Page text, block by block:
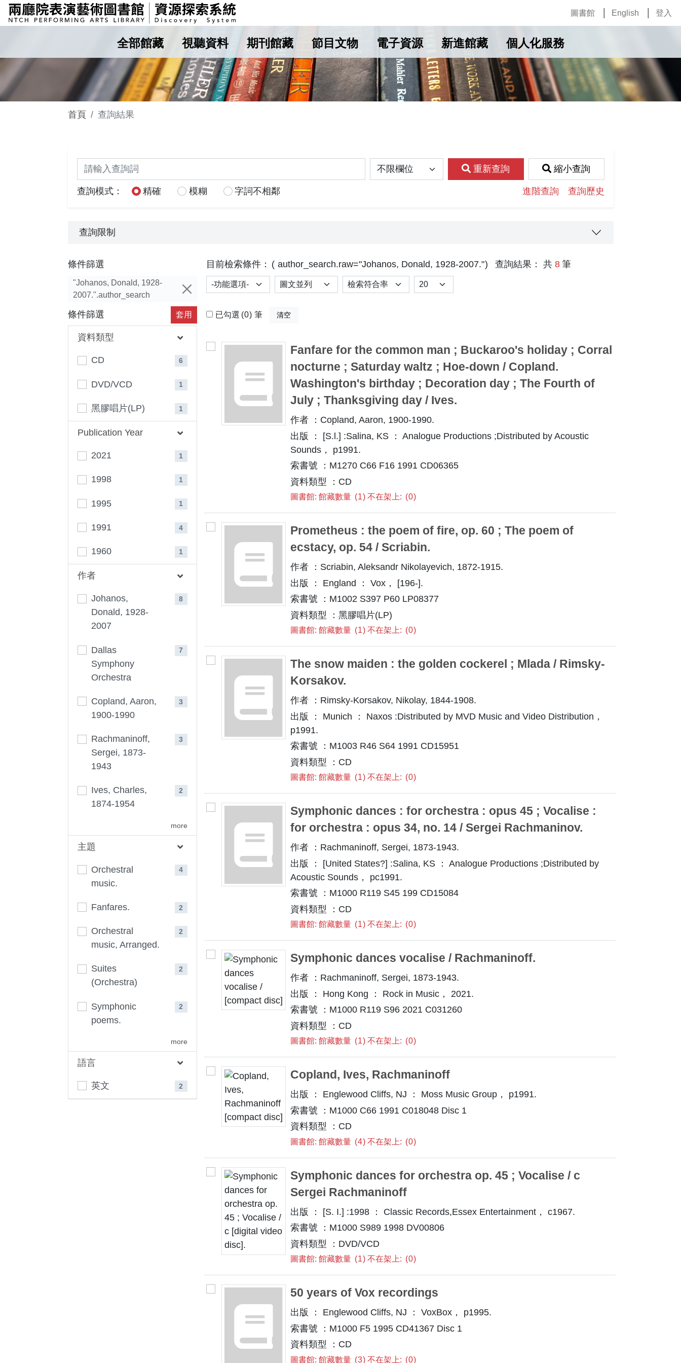
圖書館 English 登入
全部館藏 視聽資料 期刊館藏 節目文物 電子資源 新進館藏 個人化服務
首頁 查詢結果
關鍵詞查詢 重新查詢 縮小查詢
查詢模式： 精確 模糊 字詞不相鄰 進階查詢 查詢歷史
查詢限制
條件篩選
"Johanos, Donald, 1928-
2007.".author_search
條件篩選 套用
資料類型
CD 6
DVD/VCD 1
黑膠唱片(LP) 1
Publication Year
2021 1
1998 1
1995 1
1991 4
1960 1
作者
Johanos,
Donald, 1928-
2007
8
Dallas
Symphony
Orchestra
7
Copland, Aaron,
1900-1990
3
Rachmaninoff,
Sergei, 1873-
1943
3
Ives, Charles,
1874-1954
2
more
主題
Orchestral
music.
4
Fanfares. 2
Orchestral
music, Arranged.
2
Suites
(Orchestra)
2
Symphonic
poems.
2
more
語言
英文 2
目前檢索條件： author_search.raw="Johanos, Donald, 1928-2007." 查詢結果： 共 8 筆
功能選項
排序 Results per page
已勾選 0 筆 清空
Fanfare for the common man ; Buckaroo's holiday ; Corral
nocturne ; Saturday waltz ; Hoe-down / Copland.
Washington's birthday ; Decoration day ; The Fourth of
July ; Thanksgiving day / Ives.
作者 ：Copland, Aaron, 1900-1990.
出版 ： [S.l.] :Salina, KS ： Analogue Productions ;Distributed by Acoustic
Sounds， p1991.
索書號 ：M1270 C66 F16 1991 CD06365
資料類型 ：CD
圖書館: 館藏數量 1 不在架上: 0
Prometheus : the poem of fire, op. 60 ; The poem of
ecstacy, op. 54 / Scriabin.
作者 ：Scriabin, Aleksandr Nikolayevich, 1872-1915.
出版 ： England ： Vox， [196-].
索書號 ：M1002 S397 P60 LP08377
資料類型 ：黑膠唱片(LP)
圖書館: 館藏數量 1 不在架上: 0
The snow maiden : the golden cockerel ; Mlada / Rimsky-
Korsakov.
作者 ：Rimsky-Korsakov, Nikolay, 1844-1908.
出版 ： Munich ： Naxos :Distributed by MVD Music and Video Distribution，
p1991.
索書號 ：M1003 R46 S64 1991 CD15951
資料類型 ：CD
圖書館: 館藏數量 1 不在架上: 0
Symphonic dances : for orchestra : opus 45 ; Vocalise :
for orchestra : opus 34, no. 14 / Sergei Rachmaninov.
作者 ：Rachmaninoff, Sergei, 1873-1943.
出版 ： [United States?] :Salina, KS ： Analogue Productions ;Distributed by
Acoustic Sounds， pc1991.
索書號 ：M1000 R119 S45 199 CD15084
資料類型 ：CD
圖書館: 館藏數量 1 不在架上: 0
Symphonic dances vocalise / Rachmaninoff.
作者 ：Rachmaninoff, Sergei, 1873-1943.
出版 ： Hong Kong ： Rock in Music， 2021.
索書號 ：M1000 R119 S96 2021 C031260
資料類型 ：CD
圖書館: 館藏數量 1 不在架上: 0
Copland, Ives, Rachmaninoff
出版 ： Englewood Cliffs, NJ ： Moss Music Group， p1991.
索書號 ：M1000 C66 1991 C018048 Disc 1
資料類型 ：CD
圖書館: 館藏數量 4 不在架上: 0
Symphonic dances for orchestra op. 45 ; Vocalise / c
Sergei Rachmaninoff
出版 ： [S. I.] :1998 ： Classic Records,Essex Entertainment， c1967.
索書號 ：M1000 S989 1998 DV00806
資料類型 ：DVD/VCD
圖書館: 館藏數量 1 不在架上: 0
50 years of Vox recordings
出版 ： Englewood Cliffs, NJ ： VoxBox， p1995.
索書號 ：M1000 F5 1995 CD41367 Disc 1
資料類型 ：CD
圖書館: 館藏數量 3 不在架上: 0